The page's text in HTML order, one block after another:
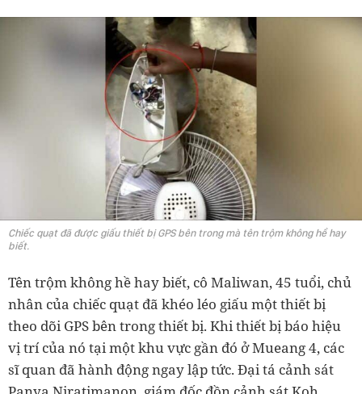
Chiếc quạt đã được giấu thiết bị GPS bên trong mà tên trộm không hề hay
biết.
Tên trộm không hề hay biết, cô Maliwan, 45 tuổi, chủ
nhân của chiếc quạt đã khéo léo giấu một thiết bị
theo dõi GPS bên trong thiết bị. Khi thiết bị báo hiệu
vị trí của nó tại một khu vực gần đó ở Mueang 4, các
sĩ quan đã hành động ngay lập tức. Đại tá cảnh sát